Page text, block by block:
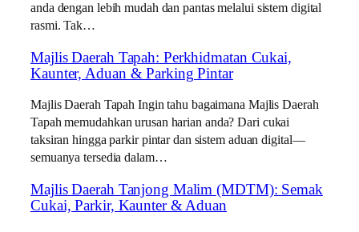
anda dengan lebih mudah dan pantas melalui sistem digital
rasmi. Tak…
Majlis Daerah Tapah: Perkhidmatan Cukai,
Kaunter, Aduan & Parking Pintar
Majlis Daerah Tapah Ingin tahu bagaimana Majlis Daerah
Tapah memudahkan urusan harian anda? Dari cukai
taksiran hingga parkir pintar dan sistem aduan digital—
semuanya tersedia dalam…
Majlis Daerah Tanjong Malim (MDTM): Semak
Cukai, Parkir, Kaunter & Aduan